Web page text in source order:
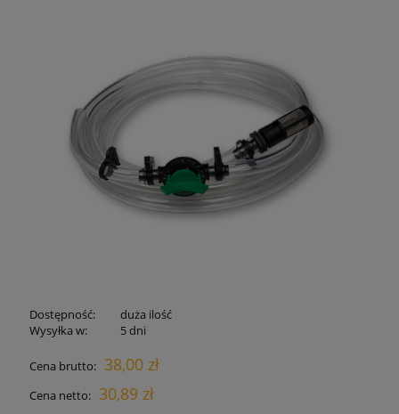
Dostępność:
duża ilość
Wysyłka w:
5 dni
Cena brutto: 38,00 zł
Cena netto: 30,89 zł